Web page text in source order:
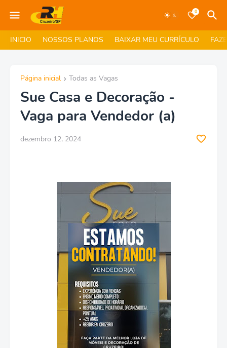
0
INICIO NOSSOS PLANOS BAIXAR MEU CURRÍCULO
Página inicial Todas as Vagas
Sue Casa e Decoração -
Vaga para Vendedor (a)
dezembro 12, 2024